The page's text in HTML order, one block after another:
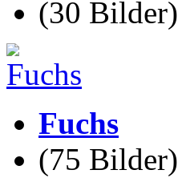
(30 Bilder)
Fuchs
(75 Bilder)